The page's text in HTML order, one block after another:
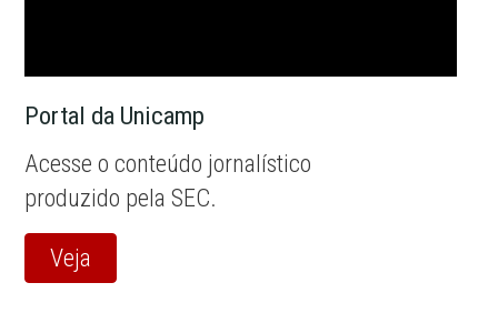
Portal da Unicamp
Acesse o conteúdo jornalístico
produzido pela SEC.
Veja